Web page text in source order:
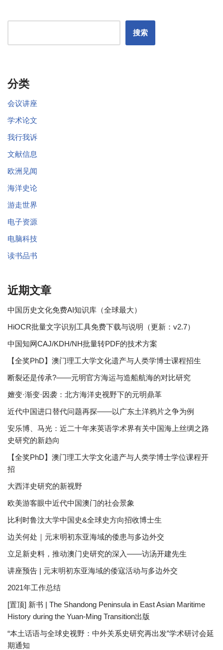
搜索
分类
会议讲座
学术论文
我行我诉
文献信息
欧洲见闻
海洋史论
游走世界
电子资源
电脑科技
读书品书
近期文章
中国历史文化免费AI知识库（全球最大）
HiOCR批量文字识别工具免费下载与说明（更新：v2.7）
中国知网CAJ/KDH/NH批量转PDF的技术方案
【全奖PhD】澳门理工大学文化遗产与人类学博士课程招生
断裂还是传承?——元明官方海运与造船航海的对比研究
嬗变·渐变·因袭：北方海洋史视野下的元明鼎革
近代中国进口替代问题再探——以广东土洋鸦片之争为例
安乐博、马光：近二十年来英语学术界有关中国海上丝绸之路
史研究的新趋向
【全奖PhD】澳门理工大学文化遗产与人类学博士学位课程开
招
大西洋史研究的新视野
欧美游客眼中近代中国澳门的社会景象
比利时鲁汶大学中国史&全球史方向招收博士生
边关何处｜元末明初东亚海域的倭患与多边外交
立足新史料，推动澳门史研究的深入——访汤开建先生
讲座预告 | 元末明初东亚海域的倭寇活动与多边外交
2021年工作总结
[置顶] 新书 | The Shandong Peninsula in East Asian Maritime
History during the Yuan-Ming Transition出版
“本土话语与全球史视野：中外关系史研究再出发”学术研讨会延
期通知